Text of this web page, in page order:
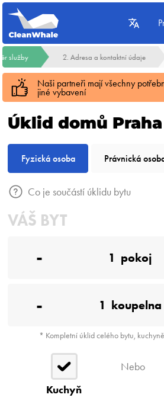
služby 2. Adresa a kontaktní údaje
Naši partneři mají všechny
jiné vybavení
Úklid domů Praha
Fyzická osoba Právnická
Co je součástí úklidu bytu
VÁŠ BYT
- 1 pokoj
- 1 koupelna
* Kompletní úklid celého bytu,
Kuchyň
Nebo